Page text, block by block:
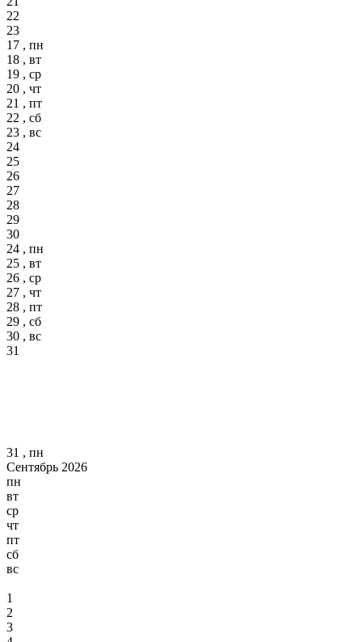
22
23
17 , пн
18 , вт
19 , ср
20 , чт
21 , пт
22 , сб
23 , вс
24
25
26
27
28
29
30
24 , пн
25 , вт
26 , ср
27 , чт
28 , пт
29 , сб
30 , вс
31
31 , пн
Сентябрь 2026
пн
вт
ср
чт
пт
сб
вс
1
2
3